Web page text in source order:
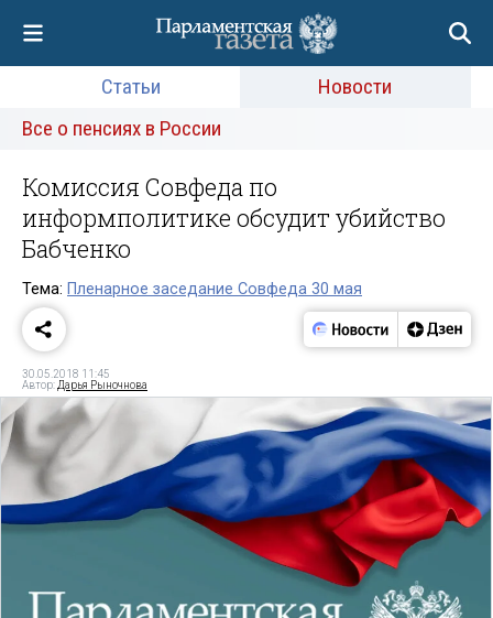
Статьи
Новости
Все о пенсиях в России
Комиссия Совфеда по
информполитике обсудит убийство
Бабченко
Тема: Пленарное заседание Совфеда 30 мая
30.05.2018 11:45
Автор: Дарья Рыночнова